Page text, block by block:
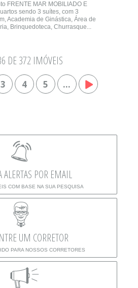
FRENTE MAR MOBILIADO E
sendo 3 suítes, com 3
Academia de Ginástica, Área de
Brinquedoteca, Churrasque...
DE 372 IMÓVEIS
3 4 5 ...
ALERTAS POR EMAIL
COM BASE NA SUA PESQUISA
UM CORRETOR
PARA NOSSOS CORRETORES